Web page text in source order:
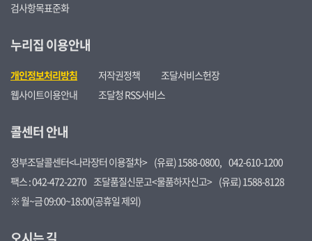
검사항목표준화
누리집 이용안내
개인정보처리방침 저작권정책
조달서비스헌장
웹사이트이용안내
조달청 RSS서비스
콜센터 안내
정부조달콜센터<나라장터 이용절차> (유료) 1588-0800, 042-610-1200
팩스 : 042-472-2270 조달품질신문고<물품하자신고> (유료) 1588-8128
※ 월~금 09:00~18:00(공휴일 제외)